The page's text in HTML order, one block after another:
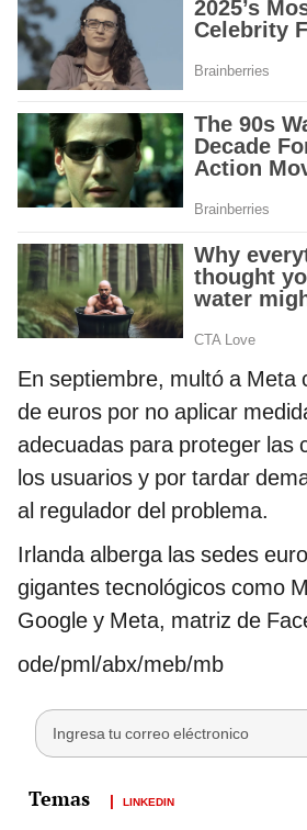
En septiembre, multó a Meta
de euros por no aplicar
adecuadas para proteger las
los usuarios y por tardar
al regulador del problema.
Irlanda alberga las sedes
gigantes tecnológicos como
Google y Meta, matriz de
ode/pml/abx/meb/mb
LINKEDIN